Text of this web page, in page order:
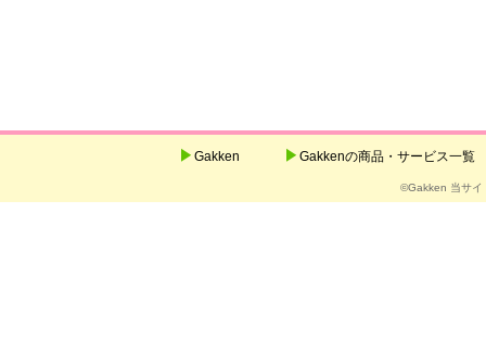
Gakken Gakkenの商品・サービス一覧
©Gakken 当サイ